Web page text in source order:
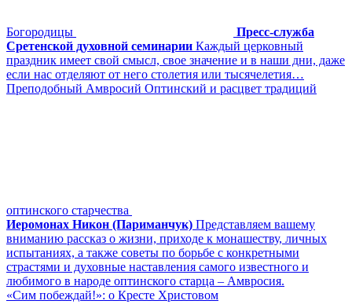
Богородицы
Пресс-служба
Сретенской духовной семинарии Каждый церковный
праздник имеет свой смысл, свое значение и в наши дни, даже
если нас отделяют от него столетия или тысячелетия…
Преподобный Амвросий Оптинский и расцвет традиций
оптинского старчества
Иеромонах Никон (Париманчук) Представляем вашему
вниманию рассказ о жизни, приходе к монашеству, личных
испытаниях, а также советы по борьбе с конкретными
страстями и духовные наставления самого известного и
любимого в народе оптинского старца – Амвросия.
«Сим побеждай!»: о Кресте Христовом